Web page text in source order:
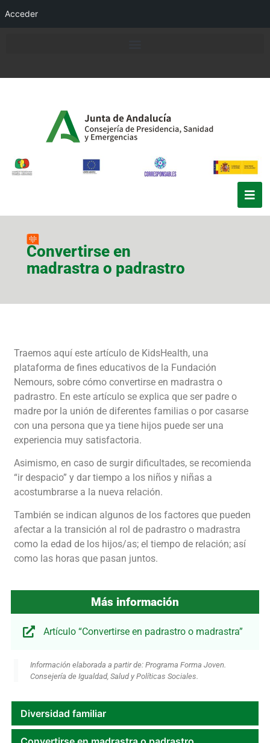
Acceder
Convertirse en
madrastra o padrastro
Traemos aquí este artículo de KidsHealth, una
plataforma de fines educativos de la Fundación
Nemours, sobre cómo convertirse en madrastra o
padrastro. En este artículo se explica que ser padre o
madre por la unión de diferentes familias o por casarse
con una persona que ya tiene hijos puede ser una
experiencia muy satisfactoria.
Asimismo, en caso de surgir dificultades, se recomienda
“ir despacio” y dar tiempo a los niños y niñas a
acostumbrarse a la nueva relación.
También se indican algunos de los factores que pueden
afectar a la transición al rol de padrastro o madrastra
como la edad de los hijos/as; el tiempo de relación; así
como las horas que pasan juntos.
Más información
Artículo “Convertirse en padrastro o madrastra”
Información elaborada a partir de: Programa Forma Joven.
Consejería de Igualdad, Salud y Políticas Sociales.
Diversidad familiar